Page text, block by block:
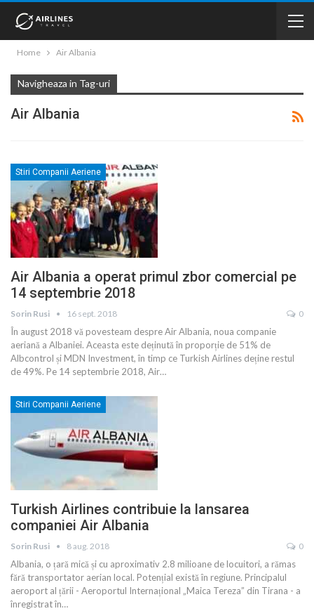
Home Air Albania
Navigheaza in Tag-uri
Air Albania
Stiri Companii Aeriene
Air Albania a operat primul zbor comercial pe
14 septembrie 2018
Sorin Rusi 16 sept. 2018 0
În august 2018 vă povesteam despre Air Albania, noua companie
aeriană a Albaniei. Aceasta este deținută în proporție de 51% de
Albcontrol și MDN Investment, în timp ce Turkish Airlines deține restul
de 49%. Pe 14 septembrie 2018, Air…
Stiri Companii Aeriene
Turkish Airlines contribuie la lansarea
companiei Air Albania
Sorin Rusi 8 aug. 2018 0
Albania, o țară mică și cu aproximativ 2.8 milioane de locuitori, a rămas
fără transportator aerian local. Potențial există în regiune. Principalul
aeroport al țării - Aeroportul Internațional „Maica Tereza” din Tirana - a
înregistrat în…